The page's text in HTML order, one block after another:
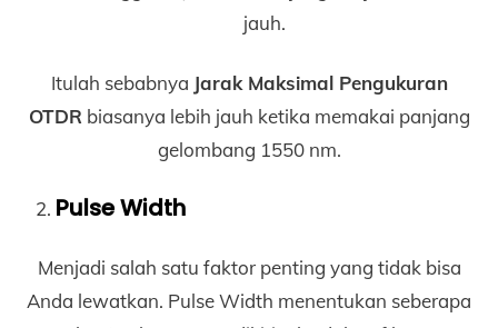
jauh.
Itulah sebabnya Jarak Maksimal Pengukuran
OTDR biasanya lebih jauh ketika memakai panjang
gelombang 1550 nm.
Pulse Width
Menjadi salah satu faktor penting yang tidak bisa
Anda lewatkan. Pulse Width menentukan seberapa